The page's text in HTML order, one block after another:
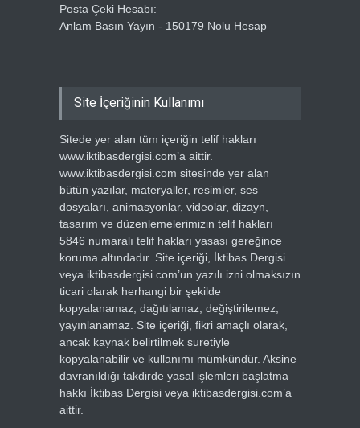
Posta Çeki Hesabı:
Anlam Basın Yayın - 150179 Nolu Hesap
Site İçeriğinin Kullanımı
Sitede yer alan tüm içeriğin telif hakları
www.iktibasdergisi.com’a aittir.
www.iktibasdergisi.com sitesinde yer alan
bütün yazılar, materyaller, resimler, ses
dosyaları, animasyonlar, videolar, dizayn,
tasarım ve düzenlemelerimizin telif hakları
5846 numaralı telif hakları yasası gereğince
koruma altındadır. Site içeriği, İktibas Dergisi
veya iktibasdergisi.com’un yazılı izni olmaksızın
ticari olarak herhangi bir şekilde
kopyalanamaz, dağıtılamaz, değiştirilemez,
yayınlanamaz. Site içeriği, fikri amaçlı olarak,
ancak kaynak belirtilmek suretiyle
kopyalanabilir ve kullanımı mümkündür. Aksine
davranıldığı takdirde yasal işlemleri başlatma
hakkı İktibas Dergisi veya iktibasdergisi.com’a
aittir.